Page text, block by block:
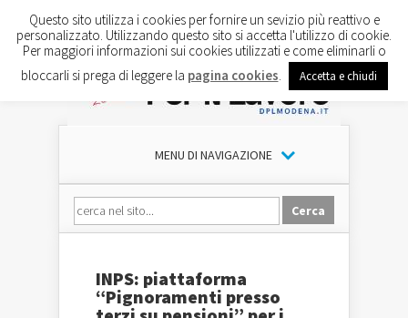
MENU DI NAVIGAZIONE
INPS: piattaforma
“Pignoramenti presso
Questo sito utilizza i cookies per fornire un sevizio più reattivo e
personalizzato. Utilizzando questo sito si accetta l'utilizzo di cookie.
Per maggiori informazioni sui cookies utilizzati e come eliminarli o
bloccarli si prega di leggere la pagina cookies Accetta e chiudi